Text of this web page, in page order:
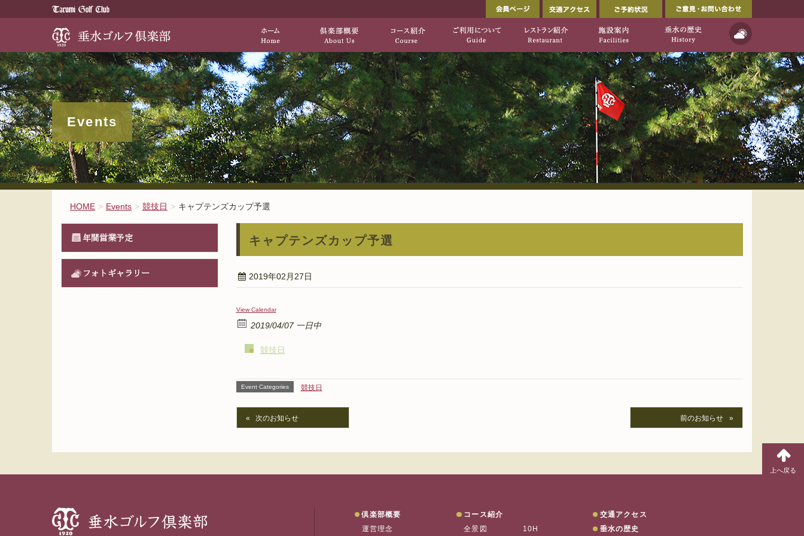
歴史と伝統が醸し出す、自然を生かした上質のコース「垂水ゴルフ倶楽部公式ウェブサイト」
垂水ゴルフ倶楽部[公式サイト]
HOME 倶楽部概要 コース紹介 ご利用について レストラン紹介 施設案内
Events
HOME Events 競技日 キャプテンズカップ予選
キャプテンズカップ予選
2019年02月27日
View Calendar
2019/04/07 一日中
競技日
Event Categories 競技日
次のお知らせ 前のお知らせ
年間営業予定
フォトギャラリー
垂水ゴルフ
倶楽部概要
運営理念
コース紹介
全景図
10H
交通アクセス
垂水の歴史